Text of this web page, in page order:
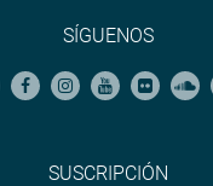
SÍGUENOS
SUSCRIPCIÓN